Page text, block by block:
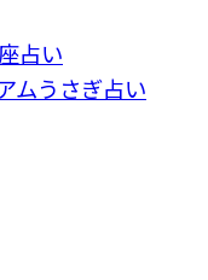
占い
ムうさぎ占い